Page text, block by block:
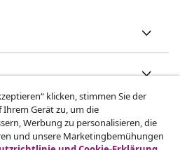
klicken, stimmen Sie der
Gerät zu, um die
Werbung zu personalisieren, die
und unsere Marketingbemühungen